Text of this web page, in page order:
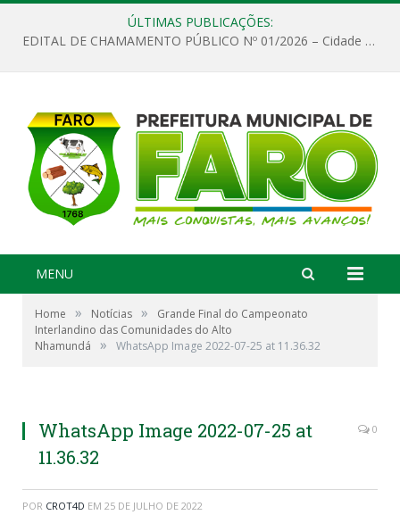
ÚLTIMAS PUBLICAÇÕES:
EDITAL DE CHAMAMENTO PÚBLICO Nº 01/2026 – Cidade de Faro
MENU
Home » Notícias »
Grande Final do Campeonato
Interlandino das Comunidades do Alto
Nhamundá
» WhatsApp Image 2022-07-25 at 11.36.32
WhatsApp Image 2022-07-25 at
11.36.32
0
POR CROT4D EM 25 DE JULHO DE 2022